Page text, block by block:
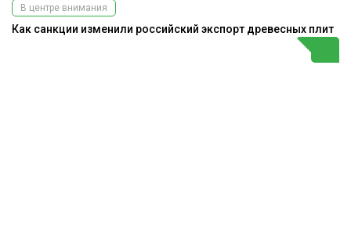
В центре внимания
Как санкции изменили российский экспорт древесных плит